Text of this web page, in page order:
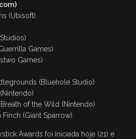
(Ubisoft)
Games)
Games)
(Bluehole Studio)
of the Wild (Nintendo)
(Giant Sparrow)
Awards foi iniciada hoje (21) e